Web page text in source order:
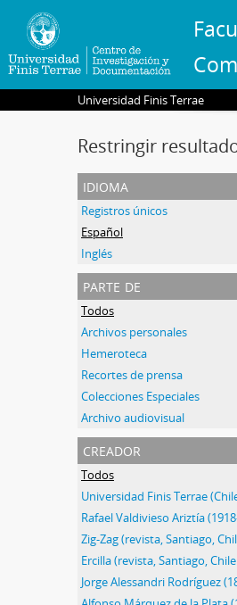
Universidad Finis Terrae
Restringir
idioma
Registros únicos
Español
Inglés
parte de
Todos
Archivos personales
Hemeroteca
Recortes de prensa
Colecciones Especiales
Archivo audiovisual
creador
Todos
Universidad Finis Terrae
Rafael Valdivieso Ariztía
Jorge Alessandri Rodríguez